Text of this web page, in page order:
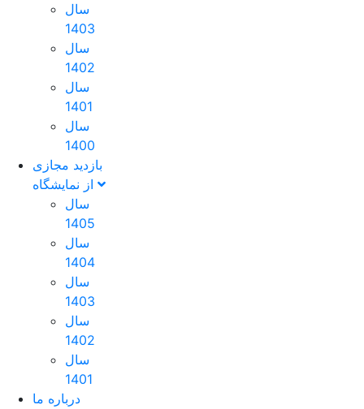
سال
1403
سال
1402
سال
1401
سال
1400
بازدید مجازی
سال
1405
سال
1404
سال
1403
سال
1402
سال
1401
درباره ما